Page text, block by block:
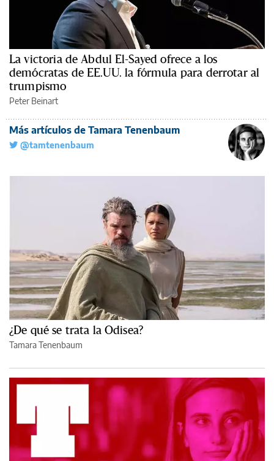
La victoria de Abdul El-Sayed ofrece a los
demócratas de EE.UU. la fórmula para derrotar al
trumpismo
Peter Beinart
Más artículos de Tamara Tenenbaum
@tamtenenbaum
¿De qué se trata la Odisea?
Tamara Tenenbaum